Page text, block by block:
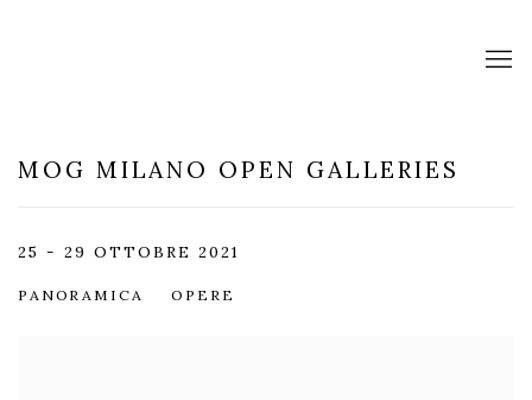
MOG MILANO OPEN GALLERIES
25 - 29 OTTOBRE 2021
PANORAMICA OPERE